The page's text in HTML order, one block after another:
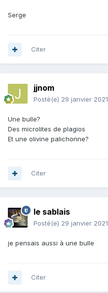
Serge
Citer
jjnom
Posté(e) 29 janvier 2021
Une bulle?
Des microlites de plagios
Et une olivine palichonne?
Citer
le sablais
Posté(e) 29 janvier 2021
je pensais aussi à une bulle
Citer